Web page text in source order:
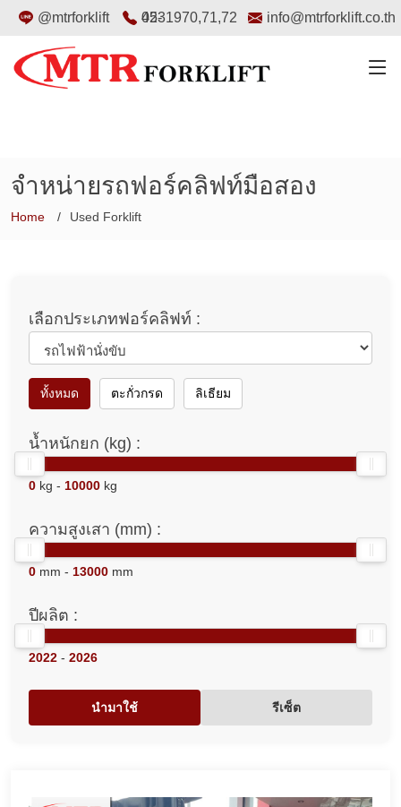
@mtrforklift 02-4531970,71,72 info@mtrforklift.co.th
จำหน่ายรถฟอร์คลิฟท์มือสอง
Home Used Forklift
เลือกประเภทฟอร์คลิฟท์ :
ทั้งหมด ตะกั่วกรด ลิเธียม
น้ำหนักยก (kg) :
0 kg - 10000 kg
ความสูงเสา (mm) :
0 mm - 13000 mm
ปีผลิต :
2022 - 2026
นำมาใช้ รีเซ็ต